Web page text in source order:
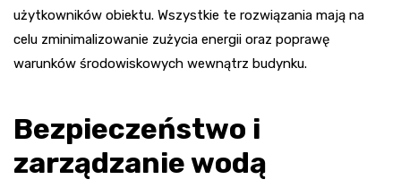
użytkowników obiektu. Wszystkie te rozwiązania mają na
celu zminimalizowanie zużycia energii oraz poprawę
warunków środowiskowych wewnątrz budynku.
Bezpieczeństwo i
zarządzanie wodą